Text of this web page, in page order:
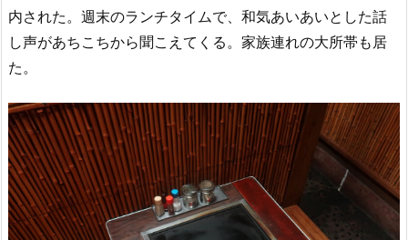
内された。週末のランチタイムで、和気あいあいとした話
し声があちこちから聞こえてくる。家族連れの大所帯も居
た。